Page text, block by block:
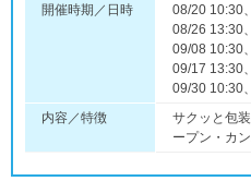
開催時期／日時
08/20 10:30
08/26 13:30
09/08 10:30
09/17 13:30
09/30 10:30
内容／特徴
サクッと包
ープン・カ